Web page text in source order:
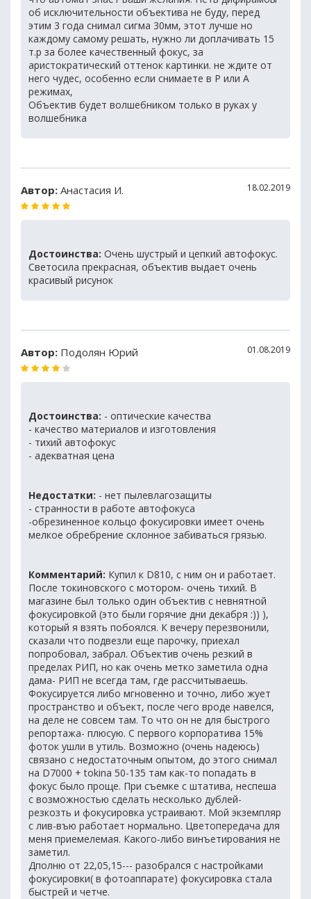
об исключительности объектива не буду, перед
этим 3 года снимал сигма 30мм, этот лучше но
каждому самому решать, нужно ли доплачивать 15
т.р за более качественный фокус, за
аристократический оттенок картинки. не ждите от
него чудес, особенно если снимаете в P или A
режимах,
Объектив будет волшебником только в руках у
волшебника
Автор: Анастасия И. 18.02.2019
Достоинства: Очень шустрый и цепкий автофокус.
Светосила прекрасная, объектив выдает очень
красивый рисунок
Автор: Подолян Юрий 01.08.2019
Достоинства: - оптические качества
- качество материалов и изготовления
- тихий автофокус
- адекватная цена
Недостатки: - нет пылевлагозащиты
- странности в работе автофокуса
-обрезиненное кольцо фокусировки имеет очень
мелкое обребрение склонное забиваться грязью.
Комментарий: Купил к D810, с ним он и работает.
После токиновского с мотором- очень тихий. В
магазине был только один объектив с невнятной
фокусировкой (это были горячие дни декабря :)) ),
который я взять побоялся. К вечеру перезвонили,
сказали что подвезли еще парочку, приехал
попробовал, забрал. Объектив очень резкий в
пределах РИП, но как очень метко заметила одна
дама- РИП не всегда там, где рассчитываешь.
Фокусируется либо мгновенно и точно, либо жует
пространство и объект, после чего вроде навелся,
на деле не совсем там. То что он не для быстрого
репортажа- плюсую. С первого корпоратива 15%
фоток ушли в утиль. Возможно (очень надеюсь)
связано с недостаточным опытом, до этого снимал
на D7000 + tokina 50-135 там как-то попадать в
фокус было проще. При съемке с штатива, неспеша
с возможностью сделать несколько дублей-
резкозть и фокусировка устраивают. Мой экземпляр
с лив-въю работает нормально. Цветопередача для
меня приемелемая. Какого-либо винъетирования не
заметил.
Дполню от 22,05,15--- разобрался с настройками
фокусировки( в фотоаппарате) фокусировка стала
быстрей и четче.